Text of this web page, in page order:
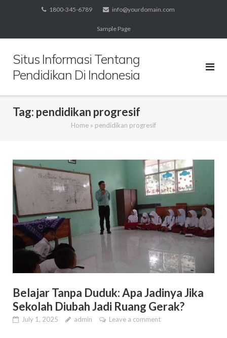
1800-345-6789 info@yourdomain.com
Sample Page
Situs Informasi Tentang
Pendidikan Di Indonesia
Tag: pendidikan progresif
Home » pendidikan progresif
Belajar Tanpa Duduk: Apa Jadinya Jika
Sekolah Diubah Jadi Ruang Gerak?
July 1, 2025 admin Leave a comment